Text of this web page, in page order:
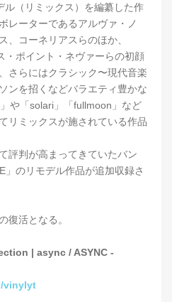
ル（リミックス）を編纂した作
レーターであるアルヴァ・ノ
、コーネリアスらのほか、
・ポイント・ネヴァーらの初顔
さらにはクラシック〜現代音楽
ンを招くなどバラエティ豊かな
や「solari」「fullmoon」など
リミックスが施されている作品
評判が高まってきていたバン
」のリモデル作品が追加収録さ
復活となる。
| async / ASYNC -
vinylyt